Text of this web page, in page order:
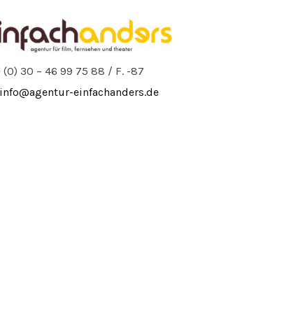
(0) 30 – 46 99 75 88 / F. -87
info@agentur-einfachanders.de